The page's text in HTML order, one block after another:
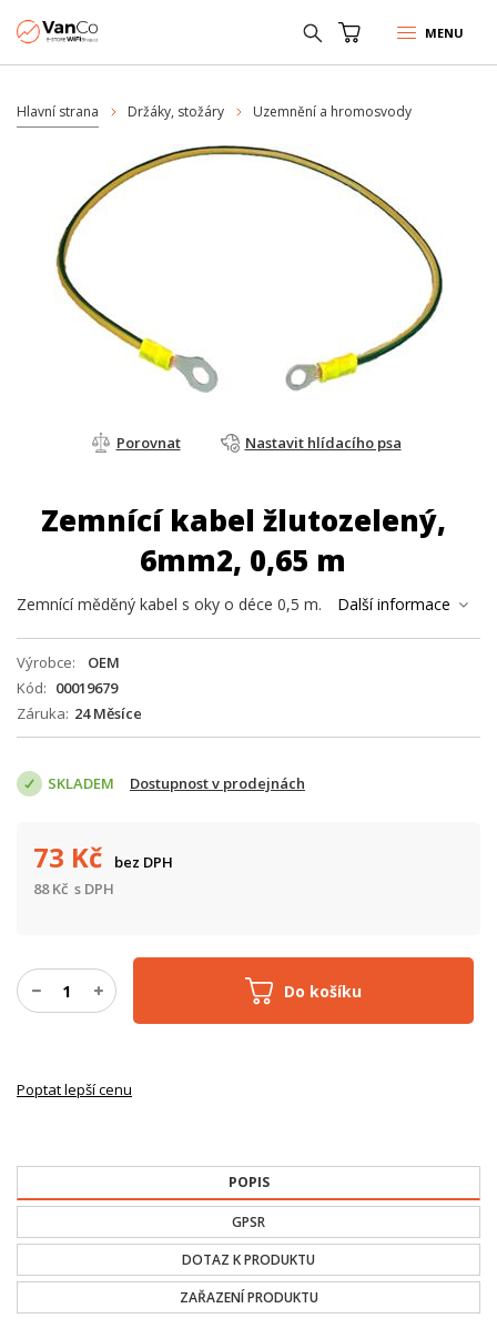
MENU
Hlavní strana Držáky, stožáry Uzemnění a hromosvody
Porovnat Nastavit hlídacího psa
Zemnící kabel žlutozelený,
6mm2, 0,65 m
Zemnící měděný kabel s oky o déce 0,5 m. Další informace
Výrobce
OEM
Kód
00019679
Záruka 24 Měsíce
SKLADEM Dostupnost v prodejnách
Do košíku
73 Kč
bez DPH
88Kč s DPH
Poptat lepší cenu
POPIS
GPSR
DOTAZ K PRODUKTU
ZAŘAZENÍ PRODUKTU